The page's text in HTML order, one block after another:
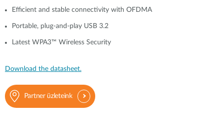
Efficient and stable connectivity with OFDMA
Portable, plug-and-play USB 3.2
Latest WPA3™ Wireless Security
Download the datasheet.
Partner üzleteink